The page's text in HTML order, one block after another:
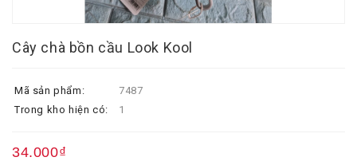
Cây chà bồn cầu Look Kool
Mã sản phẩm:
7487
Trong kho hiện có:
1
34.000₫